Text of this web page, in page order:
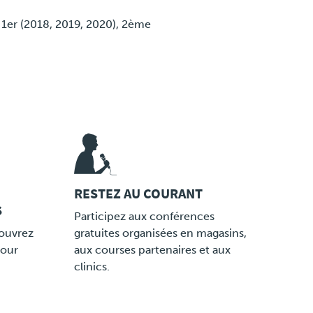
(2018, 2019, 2020), 2ème
LINK
RESTEZ AU COURANT
Participez aux conférences
gratuites organisées en magasins,
aux courses partenaires et aux
clinics.